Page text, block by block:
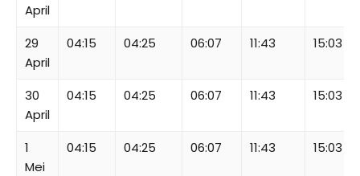
April
29
April
04:15 04:25 06:07 11:43 15:03
30
April
04:15 04:25 06:07 11:43 15:03
1
Mei
04:15 04:25 06:07 11:43 15:03